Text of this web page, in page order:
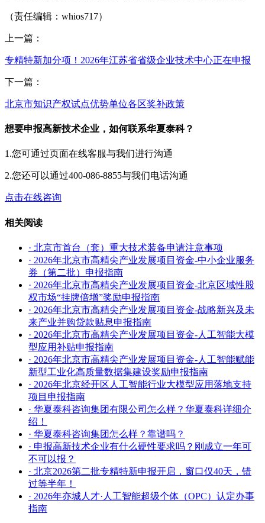
（责任编辑：whios717）
上一篇：
专精特新加分项！2026年江苏省省级企业技术中心正在申报
下一篇：
北京市知识产权试点优势单位各区奖补政策
想要申报高新技术企业，如何联系华夏泰科？
1.您可通过页面在线客服与我们进行沟通
2.您还可以通过400-086-8855与我们电话沟通
点击在线咨询
相关阅读
· 北京市首台（套）重大技术装备申请注意事项
· 2026年北京市高精尖产业发展项目资金-中小企业服务
券（第二批）申报指南
· 2026年北京市高精尖产业发展项目资金-北京区域性股
权市场“挂牌倍增”奖励申报指南
· 2026年北京市高精尖产业发展项目资金-战略新兴及未
来产业并购贷款贴息申报指南
· 2026年北京市高精尖产业发展项目资金-人工智能大模
型应用补贴申报指南
· 2026年北京市高精尖产业发展项目资金-人工智能赋能
新型工业化高质量数据集建设奖励申报指南
· 2026年北京经开区人工智能行业大模型应用落地支持
项目申报指南
· 华夏泰科咨询集团有限公司怎么样？华夏泰科详细介
绍！
· 华夏泰科咨询集团怎么样？靠谱吗？
· 申报高新技术企业有什么硬性要求吗？刚成立一年可
不可以报？
· 北京2026第二批专精特新申报开启，窗口仅40天，错
过等半年！
· 2026年亦城人才·人工智能超级个体（OPC）认定办事
指南